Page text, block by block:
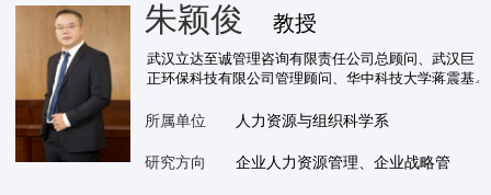
朱颖俊 教授
所属单位 人力资源与组织科学系
研究方向 企业人力资源管理、企业战略管